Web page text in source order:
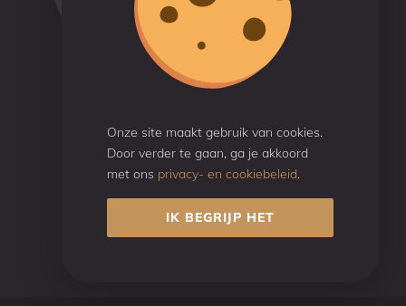
Onze site maakt gebruik van cookies.
Door verder te gaan, ga je akkoord
met ons privacy- en cookiebeleid.
IK BEGRIJP HET
+31 (0)6 46 308 424 (Jean-Paul)
info@pranatotalvitality.nl
Reviews
Gebaseerd op 50 reviews